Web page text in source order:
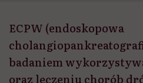
ECPW (endoskopowa
badaniem
oraz leczeniu chorób